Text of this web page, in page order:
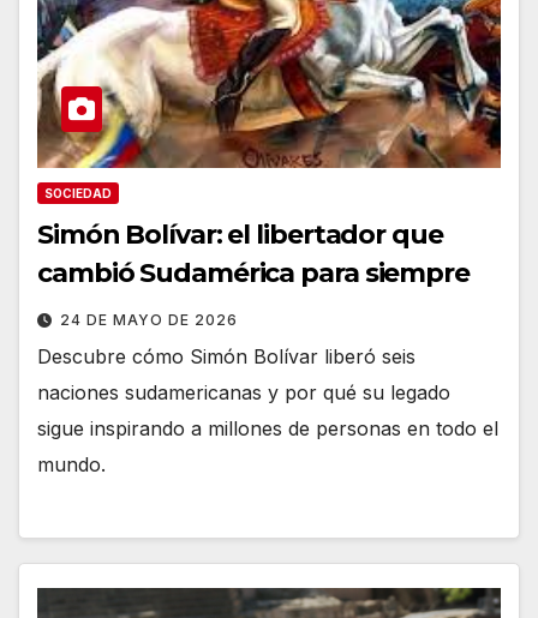
SOCIEDAD
Simón Bolívar: el libertador que
cambió Sudamérica para siempre
24 DE MAYO DE 2026
Descubre cómo Simón Bolívar liberó seis
naciones sudamericanas y por qué su legado
sigue inspirando a millones de personas en todo el
mundo.